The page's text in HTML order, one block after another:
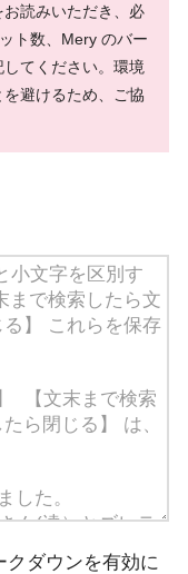
読みいただき、必
ト数、Mery のバー
てください。環境
避けるため、ご協
クダウンを有効に